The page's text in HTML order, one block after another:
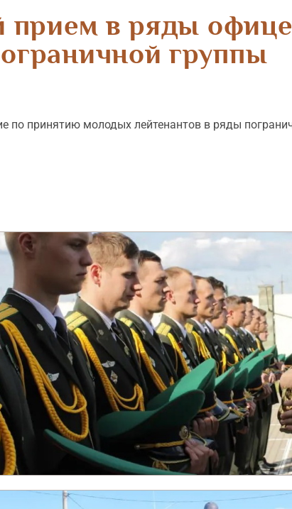
в ряды
группы
по принятию молодых лейтенантов в ряды